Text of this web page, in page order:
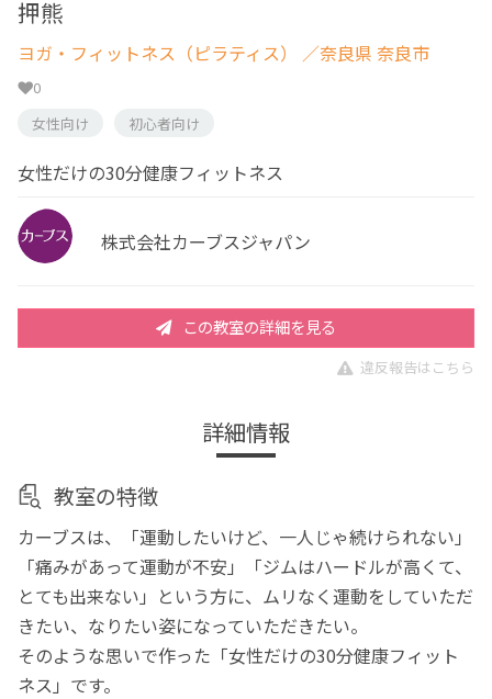
押熊
ヨガ・フィットネス（ピラティス） ／奈良県 奈良市
0
女性向け
初心者向け
女性だけの30分健康フィットネス
株式会社カーブスジャパン
この教室の詳細を見る
違反報告はこちら
詳細情報
教室の特徴
カーブスは、「運動したいけど、一人じゃ続けられない」
「痛みがあって運動が不安」「ジムはハードルが高くて、
とても出来ない」という方に、ムリなく運動をしていただ
きたい、なりたい姿になっていただきたい。
そのような思いで作った「女性だけの30分健康フィット
ネス」です。